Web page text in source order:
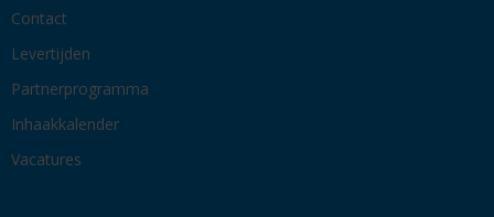
Contact
Levertijden
Partnerprogramma
Inhaakkalender
Vacatures